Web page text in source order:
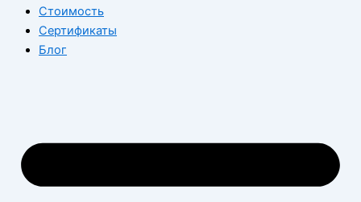
Стоимость
Сертификаты
Блог